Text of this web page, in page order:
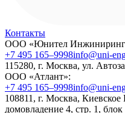
Контакты
ООО «Юнител
+7 495 165–9998info@uni-
115280, г. Москва, ул.
ООО «Атлант»:
+7 495 165–9998info@uni-
108811, г. Москва,
домовладение 4, стр. 1, блок